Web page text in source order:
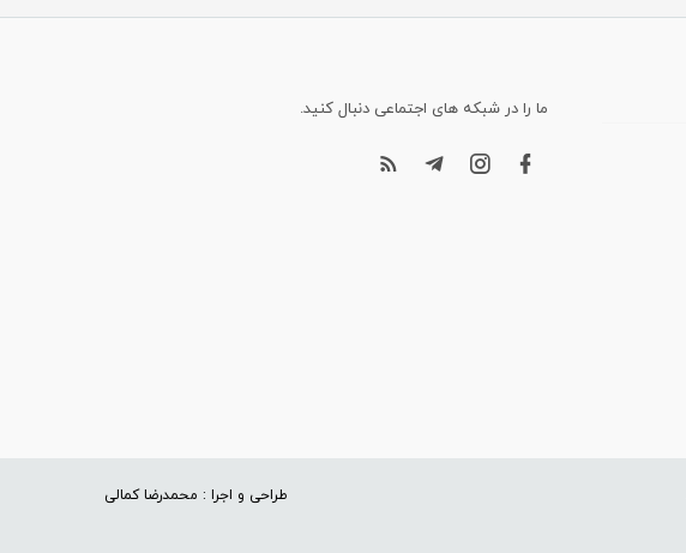
ما را در شبکه های اجتماعی دنبال کنید.
طراحی و اجرا : محمدرضا کمالی